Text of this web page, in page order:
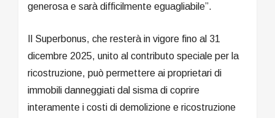
generosa e sarà difficilmente eguagliabile”.
Il Superbonus, che resterà in vigore fino al 31
dicembre 2025, unito al contributo speciale per la
ricostruzione, può permettere ai proprietari di
immobili danneggiati dal sisma di coprire
interamente i costi di demolizione e ricostruzione